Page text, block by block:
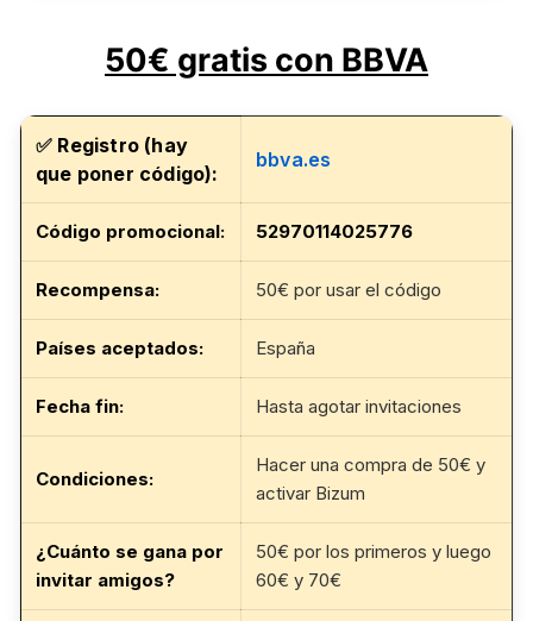
50€ gratis con BBVA
✅ Registro (hay
que poner código):
bbva.es
Código promocional: 52970114025776
Recompensa: 50€ por usar el código
Países aceptados: España
Fecha fin: Hasta agotar invitaciones
Condiciones:
Hacer una compra de 50€ y
activar Bizum
¿Cuánto se gana por
invitar amigos?
50€ por los primeros y luego
60€ y 70€